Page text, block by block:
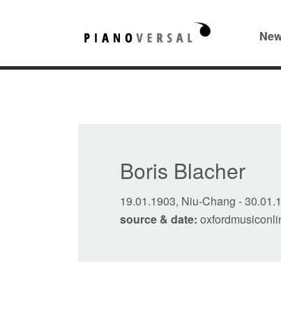
Boris Blacher
19.01.1903, Niu-Chang -
source & date: